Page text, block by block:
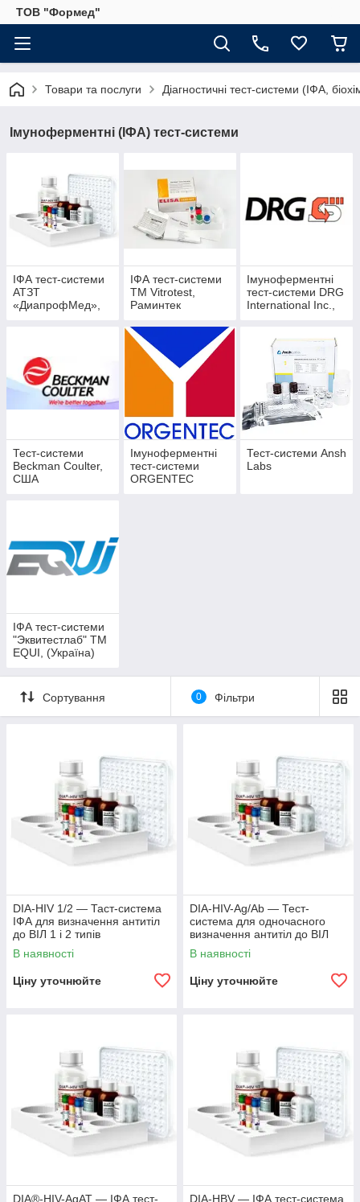
ТОВ "Формед"
Товари та послуги Діагностичні тест-системи (ІФА,
Імуноферментні (ІФА) тест-системи
ІФА тест-системи
АТЗТ
«ДиапрофМед»,
ІФА тест-системи
ТМ Vitrotest,
Раминтек
Імуноферментні
тест-системи DRG
International Inc.,
Тест-системи
Beckman Coulter,
США
Імуноферментні
тест-системи
ORGENTEC
Тест-системи Ansh
Labs
ІФА тест-системи
"Эквитестлаб" ТМ
EQUI, (Україна)
Сортування 0 Фільтри
DIА-HIV 1/2 — Таст-система
ІФА для визначення антитіл
до ВІЛ 1 і 2 типів
В наявності
Ціну уточнюйте
DIA-HIV-Ag/Ab — Тест-
система для одночасного
визначення антитіл до ВІЛ
1/2 та антигену ВІЛ1 р24
В наявності
Ціну уточнюйте
DIA®-HIV-AgAT — ІФА тест-
DІА-НВV — ІФА тест-система